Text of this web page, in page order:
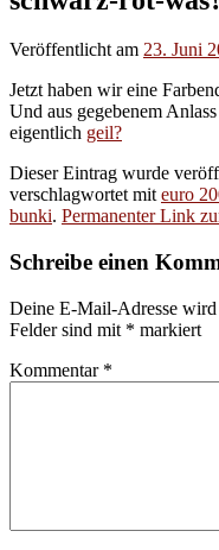
Veröffentlicht am 23. Juni
Jetzt haben wir eine
Und aus gegebenem
eigentlich geil?
Dieser Eintrag wurde
verschlagwortet miteuro
bunki. Permanenter Link
Schreibe einen
Deine E-Mail-Adresse
Felder sind mit * markiert
Kommentar *